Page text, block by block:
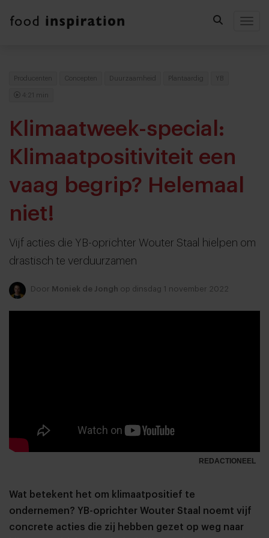
Producenten Concepten Duurzaamheid Plantaardig YB
4:21 min
Klimaatweek-special:
Klimaatpositiviteit een
vaag begrip? Helemaal
niet!
Vijf acties die YB-oprichter Wouter Staal hielpen om
drastisch te verduurzamen
Door Moniek de Jongh op dinsdag 1 november 2022
REDACTIONEEL
Wat betekent het om klimaatpositief te
ondernemen? YB-oprichter Wouter Staal noemt vijf
concrete acties die zij hebben gezet op weg naar